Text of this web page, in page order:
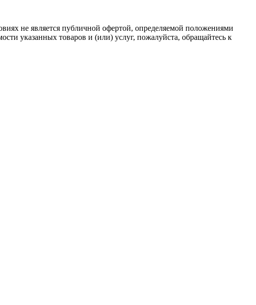
не является публичной офертой, определяемой положениями
указанных товаров и (или) услуг, пожалуйста, обращайтесь к